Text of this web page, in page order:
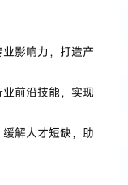
影响力，打造产
前沿技能，实现
解人才短缺，助